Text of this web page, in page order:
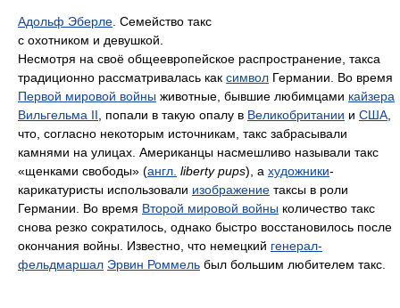
Адольф Эберле . Семейство такс
с охотником и девушкой.
Несмотря на своё общеевропейское распространение, такса
традиционно рассматривалась как символ Германии. Во время
Первой мировой войны животные, бывшие любимцами кайзера
Вильгельма II , попали в такую опалу в Великобритании и США
что, согласно некоторым источникам, такс забрасывали
камнями на улицах. Американцы насмешливо называли такс
«щенками свободы» (англ. liberty pups), а художники-
карикатуристы использовали изображение таксы в роли
Германии. Во время Второй мировой войны количество такс
снова резко сократилось, однако быстро восстановилось после
окончания войны. Известно, что немецкий генерал-
фельдмаршал Эрвин Роммель был большим любителем такс.